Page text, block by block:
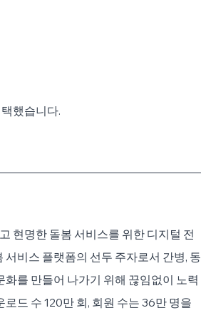
했습니다.
현명한 돌봄 서비스를 위한 디지털 전
서비스 플랫폼의 선두 주자로서 간병, 동
를 만들어 나가기 위해 끊임없이 노력
드 수 120만 회, 회원 수는 36만 명을